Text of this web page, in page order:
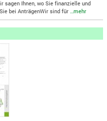
sagen Ihnen, wo Sie finanzielle und
bei AnträgenWir sind für…mehr